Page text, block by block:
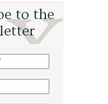
to the